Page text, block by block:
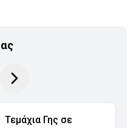
Τεμάχια Γης σε